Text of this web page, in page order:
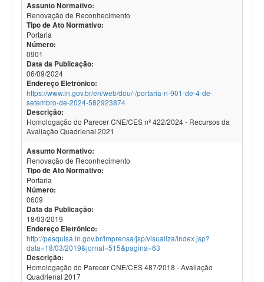
Assunto Normativo:
Renovação de Reconhecimento
Tipo de Ato Normativo:
Portaria
Número:
0901
Data da Publicação:
06/09/2024
Endereço Eletrônico:
https://www.in.gov.br/en/web/dou/-/portaria-n-901-de-4-de-
setembro-de-2024-582923874
Descrição:
Homologação do Parecer CNE/CES nº 422/2024 - Recursos da
Avaliação Quadrienal 2021
Assunto Normativo:
Renovação de Reconhecimento
Tipo de Ato Normativo:
Portaria
Número:
0609
Data da Publicação:
18/03/2019
Endereço Eletrônico:
http://pesquisa.in.gov.br/imprensa/jsp/visualiza/index.jsp?
data=18/03/2019&jornal=515&pagina=63
Descrição:
Homologação do Parecer CNE/CES 487/2018 - Avaliação
Quadrienal 2017